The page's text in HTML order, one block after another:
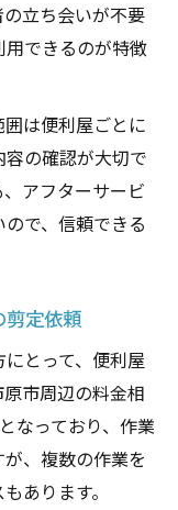
立ち会いが不要
できるのが特徴
は便利屋ごとに
の確認が大切で
アフターサービ
で、信頼できる
剪定依頼
とって、便利屋
市周辺の料金相
なっており、作業
、複数の作業を
あります。